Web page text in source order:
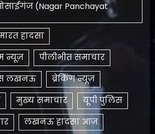
(Nagar Panchayat
हादसा
न्यूज़
पीलीभीत समाचार
लखनऊ
ब्रेकिंग न्यूज़
मुख्य समाचार
यूपी पुलिस
लखनऊ हादसा आज